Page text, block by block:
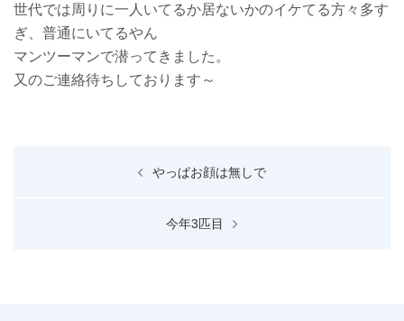
世代では周りに一人いてるか居ないかのイケてる方々多す
ぎ、普通にいてるやん
マンツーマンで潜ってきました。
又のご連絡待ちしております～
やっぱお顔は無しで
今年3匹目